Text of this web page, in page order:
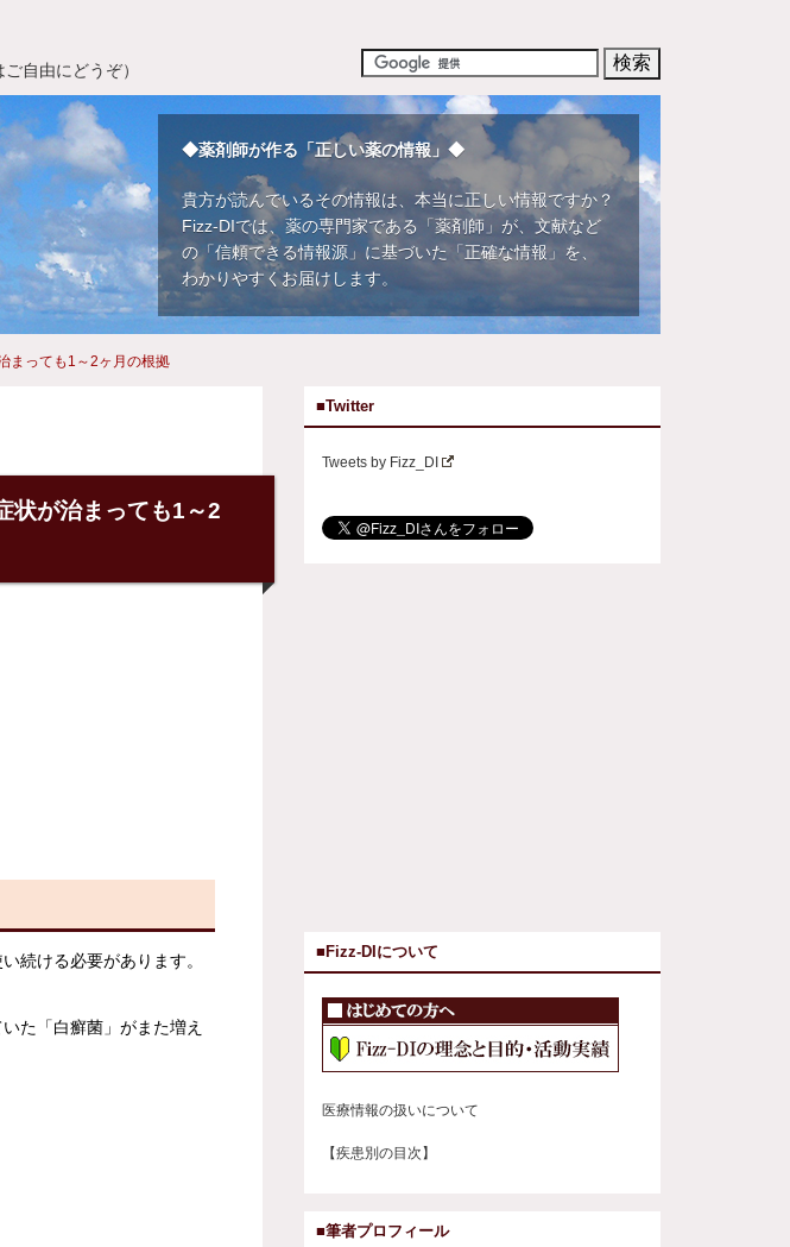
自由にどうぞ）
◆薬剤師が作る「正しい薬の情報」◆
貴方が読んでいるその情報は、本当に正しい情報ですか？
Fizz-DIでは、薬の専門家である「薬剤師」が、文献など
の「信頼できる情報源」に基づいた「正確な情報」を、
わかりやすくお届けします。
まっても1～2ヶ月の根拠
状が治まっても1～2
続ける必要があります。
た「白癬菌」がまた増え
■Twitter
Tweets by Fizz_DI
■Fizz-DIについて
医療情報の扱いについて
【疾患別の目次】
■筆者プロフィール